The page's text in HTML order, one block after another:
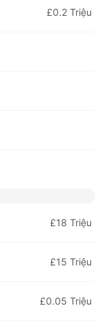
£0.2 Triệu
£18 Triệu
£15 Triệu
£0.05 Triệu